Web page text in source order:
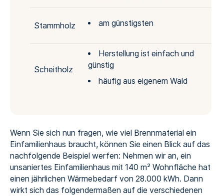
Stammholz am günstigsten
Scheitholz
Herstellung ist einfach und
günstig
häufig aus eigenem Wald
Wenn Sie sich nun fragen, wie viel Brennmaterial ein
Einfamilienhaus braucht, können Sie einen Blick auf das
nachfolgende Beispiel werfen: Nehmen wir an, ein
unsaniertes Einfamilienhaus mit 140 m² Wohnfläche hat
einen jährlichen Wärmebedarf von 28.000 kWh. Dann
wirkt sich das folgendermaßen auf die verschiedenen